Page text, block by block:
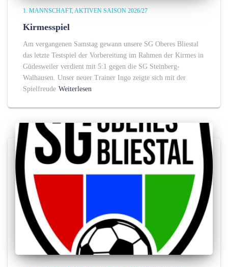
1. MANNSCHAFT AKTIVEN SAISON 2026/27
Kirmesspiel
Am vergangenen Samstag gewann unsere SG Oberes Bliestal
das letzte Testspiel der Vorbereitung im Rahmen der Kirmes in
Güdesweiler verdient mit 5:1 gegen die SG Steinberg-
Walhausen. Unser neuer Trainer Ingo zeigte sich mit der
Spielfreude Weiterlesen